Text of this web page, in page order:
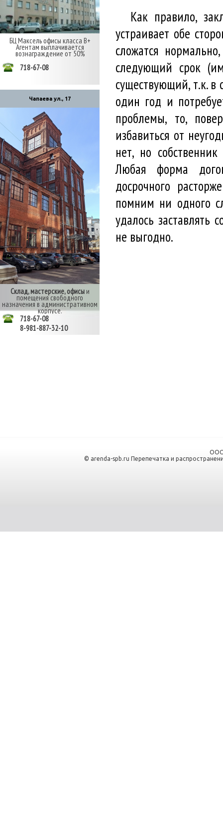
БЦ Максель офисы класса В+
Агентам выплачивается
вознаграждение от 50%
718-67-08
Чапаева ул., 17
Склад, мастерские, офисыи
помещения свободного
назначения в административном
корпусе.
718-67-08
8-981-887-32-10
Как правило,
устраивает обе
сложатся
следующий срок
существующий, т.к. в
один год и
проблемы, то,
избавиться от
нет, но
Любая форма
досрочного
помним ни одного
удалось заставлять
не выгодно.
ООО
© arenda-spb.ru Перепечатка и